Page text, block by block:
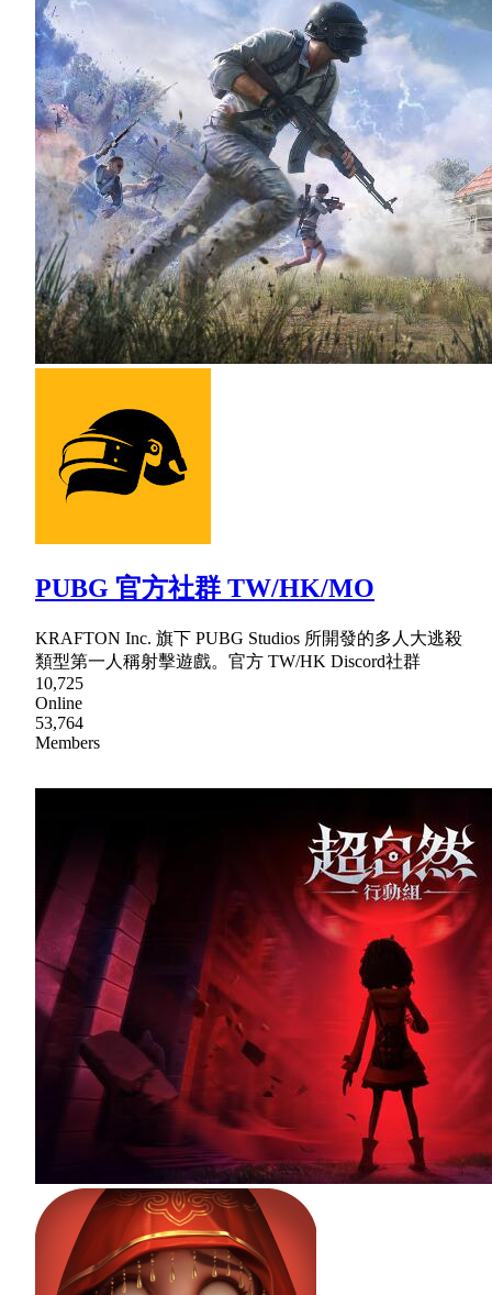
PUBG 官方社群 TW/HK/MO
KRAFTON Inc. 旗下 PUBG Studios 所開發的多人大逃殺
類型第一人稱射擊遊戲。官方 TW/HK Discord社群
10,725
Online
53,764
Members